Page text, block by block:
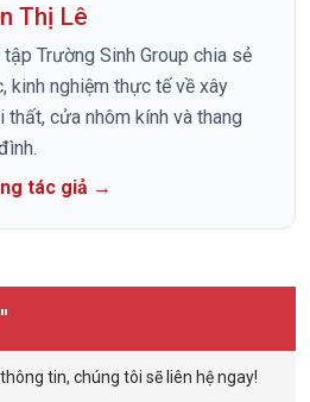
Thị Lê
tập Trường Sinh Group chia sẻ
kinh nghiệm thực tế về xây
thất, cửa nhôm kính và thang
tác giả →
tin, chúng tôi sẽ liên hệ ngay!